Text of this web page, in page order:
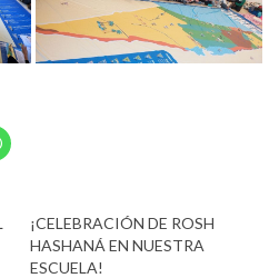
¡CELEBRACIÓN DE ROSH
HASHANÁ EN NUESTRA
ESCUELA!